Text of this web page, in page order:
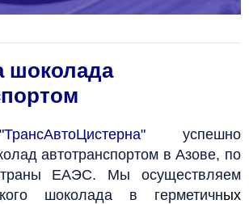
шоколада
успешно
автотранспортом в Азове, по
ЕАЭС. Мы осуществляем
шоколада в герметичных